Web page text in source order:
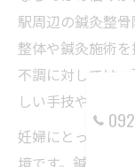
駅周辺の鍼灸整骨
整体や鍼灸施術を
不調に対しては
しい手技や鍼灸で
妊婦にとって大切
境です。鍼灸整